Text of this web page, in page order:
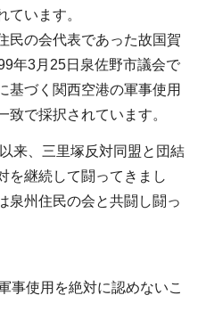
ています。
民の会代表であった故国賀
年3月25日泉佐野市議会で
基づく関西空港の軍事使用
致で採択されています。
来、三里塚反対同盟と団結
を継続して闘ってきまし
泉州住民の会と共闘し闘っ
事使用を絶対に認めないこ